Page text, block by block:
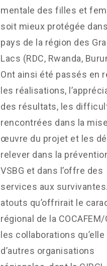
mentale des filles et
soit mieux protégée
pays de la région des
Lacs (RDC, Rwanda,
Ont ainsi été passés en
les réalisations,
des résultats, les
rencontrées dans la
œuvre du projet et les
relever dans la
VSBG et dans l’offre des
services aux
atouts qu’offrirait le
régional de la COCAFEM/
les collaborations
d’autres organisations